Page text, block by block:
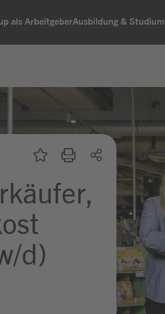
als ArbeitgeberAusbildung & Studium
d)